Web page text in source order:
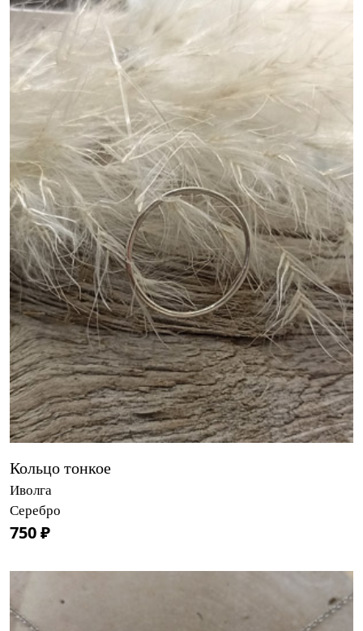
Кольцо тонкое
Иволга
Серебро
750 ₽